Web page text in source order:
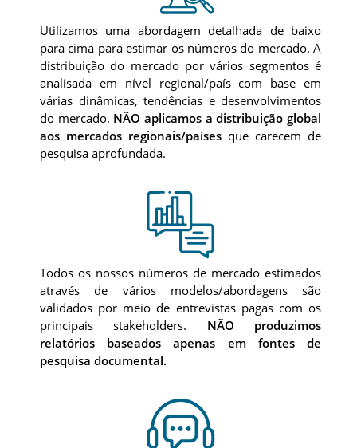
Utilizamos uma abordagem detalhada de baixo
para cima para estimar os números do mercado. A
distribuição do mercado por vários segmentos é
analisada em nível regional/país com base em
várias dinâmicas, tendências e desenvolvimentos
do mercado. NÃO aplicamos a distribuição global
aos mercados regionais/países que carecem de
pesquisa aprofundada.
Todos os nossos números de mercado estimados
através de vários modelos/abordagens são
validados por meio de entrevistas pagas com os
principais stakeholders. NÃO produzimos
relatórios baseados apenas em fontes de
pesquisa documental.